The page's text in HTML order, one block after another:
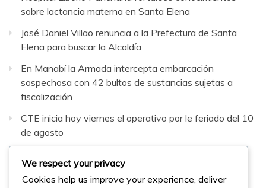
sobre lactancia materna en Santa Elena
José Daniel Villao renuncia a la Prefectura de Santa
Elena para buscar la Alcaldía
En Manabí la Armada intercepta embarcación
sospechosa con 42 bultos de sustancias sujetas a
fiscalización
CTE inicia hoy viernes el operativo por le feriado del 10
de agosto
Elecciones Seccionales de noviembre 2026.
We respect your privacy
Cookies help us improve your experience, deliver